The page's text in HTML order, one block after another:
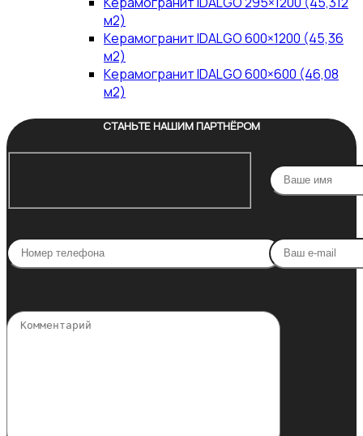
м2)
Керамогранит IDALGO 600×1200 (45,36
м2)
Керамогранит IDALGO 600×600 (46,08
м2)
СТАНЬТЕ НАШИМ ПАРТНЁРОМ